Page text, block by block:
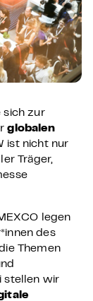
sich zur
globalen
ist nicht nur
Träger,
legen
des
Themen
stellen wir